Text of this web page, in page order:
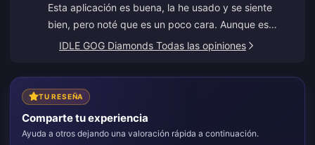
Esta aplicación es buena, la he usado y se siente
bien, pero noté que es un poco cara. Aunque es
buena, deberían ofrecer algunas buenas ofertas.
IDLE GOG Diamonds Todas las opiniones
TU RESEÑA
Comparte tu experiencia
Ayuda a otros dejando una valoración rápida a continuación.